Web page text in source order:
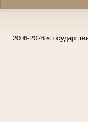
2006-2026